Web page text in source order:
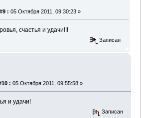
: 05 Октября 2011, 09:30:23 »
счастья и удачи!!!
Записан
: 05 Октября 2011, 09:55:58 »
и удачи!
Записан